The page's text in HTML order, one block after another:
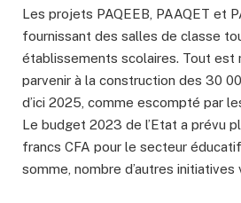
Les projets PAQEEB, PAAQET et
fournissant des salles de classe
établissements scolaires. Tout est
parvenir à la construction des 30
d’ici 2025, comme escompté par
Le budget 2023 de l’Etat a prévu
francs CFA pour le secteur
somme, nombre d’autres